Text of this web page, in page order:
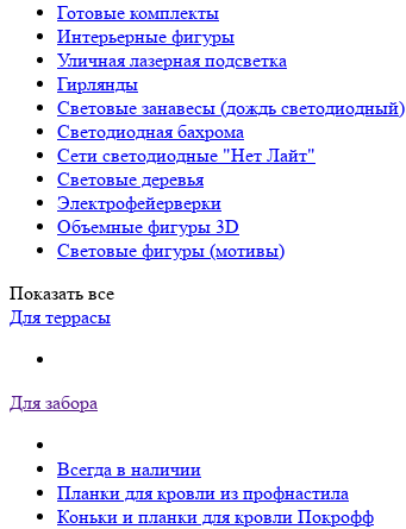
Готовые комплекты
Интерьерные фигуры
Уличная лазерная подсветка
Гирлянды
Световые занавесы (дождь светодиодный)
Светодиодная бахрома
Сети светодиодные "Нет Лайт"
Световые деревья
Электрофейерверки
Объемные фигуры 3D
Световые фигуры (мотивы)
Показать все
Для террасы
Для забора
Всегда в наличии
Планки для кровли из профнастила
Коньки и планки для кровли Покрофф